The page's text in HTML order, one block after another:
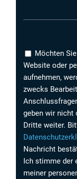
Möchten
Website oder
aufnehmen,
zwecks
geben wir nicht
Dritte weiter.
Nachricht
Ich stimme der
meiner